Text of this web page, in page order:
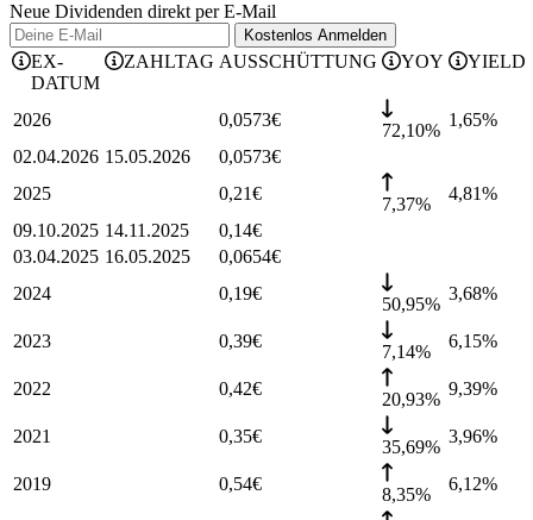
Neue Dividenden direkt per E-Mail
Kostenlos Anmelden
EX-
DATUM
ZAHLTAG AUSSCHÜTTUNG YOY YIELD
2026 0,0573€
72,10%
1,65%
02.04.2026 15.05.2026 0,0573€
2025
0,21€
7,37%
4,81%
09.10.2025 14.11.2025 0,14€
03.04.2025 16.05.2025 0,0654€
2024
0,19€
50,95%
3,68%
2023 0,39€
7,14%
6,15%
2022 0,42€
20,93%
9,39%
2021 0,35€
35,69%
3,96%
2019 0,54€
8,35%
6,12%